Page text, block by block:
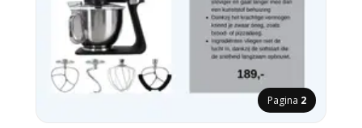
Pagina 2